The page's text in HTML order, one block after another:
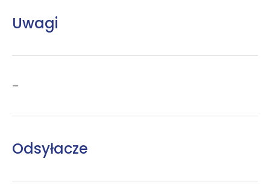
Uwagi
–
Odsyłacze